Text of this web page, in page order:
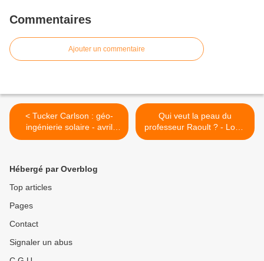
Commentaires
Ajouter un commentaire
< Tucker Carlson : géo-
ingénierie solaire - avril
2021
Qui veut la peau du
professeur Raoult ? - Louis
Fouché et Claude
Hébergé par Overblog
Top articles
Pages
Contact
Signaler un abus